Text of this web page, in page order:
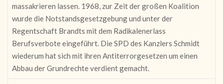
massakrieren lassen. 1968, zur Zeit der großen Koalition
wurde die Notstandsgesetzgebung und unter der
Regentschaft Brandts mit dem Radikalenerlass
Berufsverbote eingeführt. Die SPD des Kanzlers Schmidt
wiederum hat sich mit ihren Antiterrorgesetzen um einen
Abbau der Grundrechte verdient gemacht.